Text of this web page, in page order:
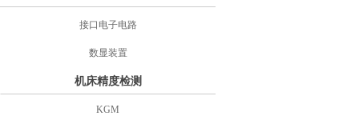
接口电子电路
数显装置
机床精度检测
KGM